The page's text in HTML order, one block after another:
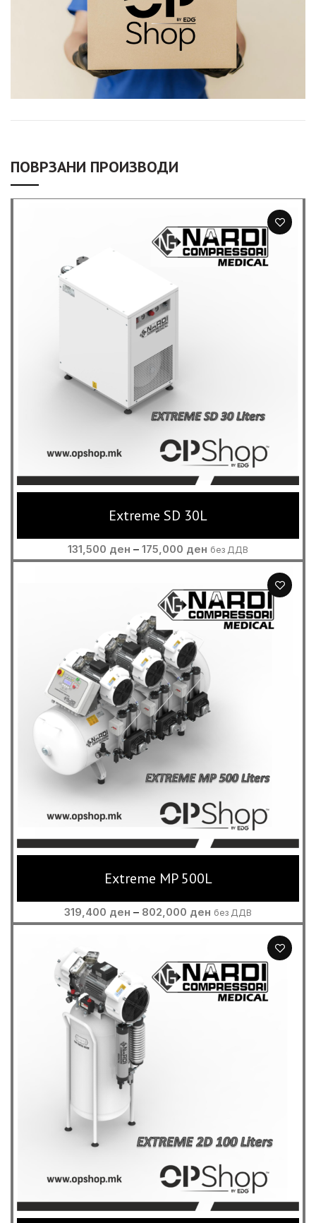
ПОВРЗАНИ ПРОИЗВОДИ
Extreme SD 30L
131,500 ден – 175,000 ден Price
range:
through
175,000 ден
без ДДВ
Extreme MP 500L
319,400 ден – 802,000 ден Price
range:
319,400 ден
802,000 ден
без ДДВ